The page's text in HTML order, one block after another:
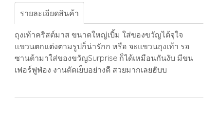
รายละเอียดสินค้า
ถุงเท้าคริสต์มาส ขนาดใหญ่เบิ้ม ใส่ของขวัญได้จุใจ
แขวนตกแต่งตามรูปก็น่ารักก หรือ จะแขวนถุงเท้า รอ
ซานต้ามาใส่ของขวัญSurprise ก็ได้เหมือนกันงับ มีขน
เฟอร์ฟูฟ่อง งานตัดเย็บอย่างดี สวยมากเลยฮับบ